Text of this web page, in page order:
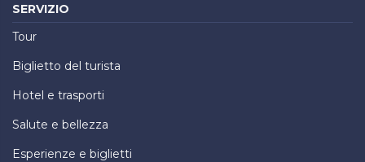
SERVIZIO
Tour
Biglietto del turista
Hotel e trasporti
Salute e bellezza
Esperienze e biglietti